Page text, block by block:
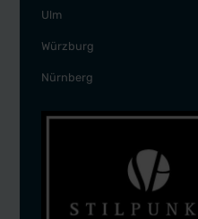
Ulm
Würzburg
Nürnberg